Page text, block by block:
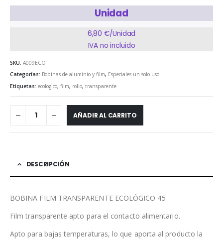
Unidad
6,80 €/Unidad
IVA no incluido
SKU: A009ECO
Categorías: Bobinas de aluminio y film, Especiales un solo uso
Etiquetas: ecologico, film, rollo, transparente
AÑADIR AL CARRITO
DESCRIPCIÓN
BOBINA FILM TRANSPARENTE ECOLÓGICO 45
Film transparente apto para el contacto alimentario.
Apto para bajas temperaturas, lo que aporta al producto la